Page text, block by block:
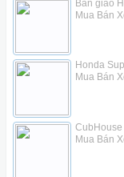
Bàn giao
Mua Bán
Honda
Mua Bán
CubHouse
Mua Bán